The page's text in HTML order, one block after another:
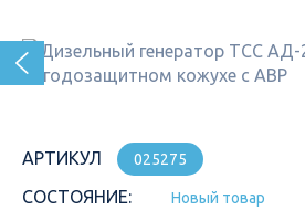
АРТИКУЛ 025275
СОСТОЯНИЕ: Новый товар